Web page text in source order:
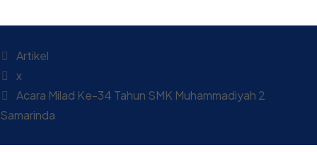
Artikel
x
Acara Milad Ke-34 Tahun SMK Muhammadiyah 2
Samarinda